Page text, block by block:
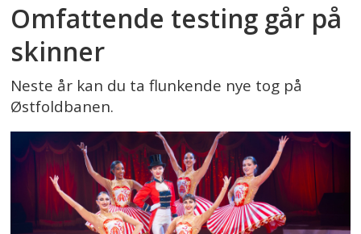
Omfattende testing går på
skinner
Neste år kan du ta flunkende nye tog på
Østfoldbanen.